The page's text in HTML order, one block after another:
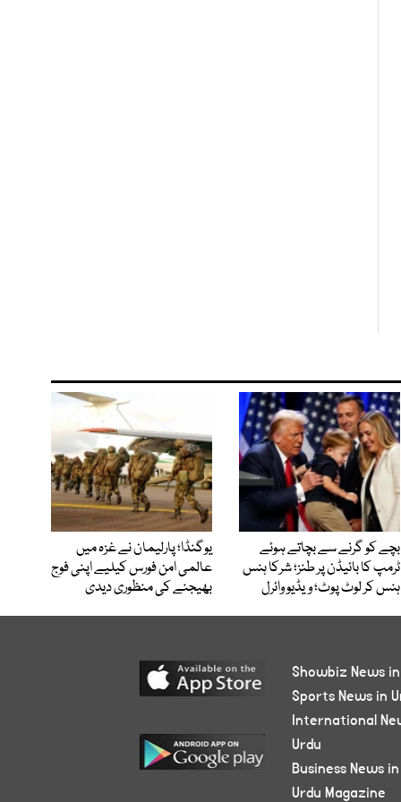
بچے کو گرنے سے بچاتے ہوئے
ٹرمپ کا بائیڈن پر طنز؛ شرکا ہنس
ہنس کر لوٹ پوٹ؛ ویڈیو وائرل
یوگنڈا؛ پارلیمان نے غزہ میں
عالمی امن فورس کیلیے اپنی فوج
بھیجنے کی منظوری دیدی
Showbiz News
Sports News in
International
Urdu
Business News
Urdu Magazine